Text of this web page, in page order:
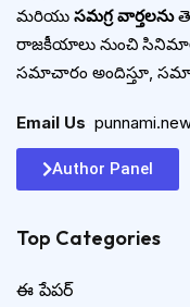
మరియు సమగ్ర వార్తలను
రాజకీయాలు నుంచి
సమాచారం అందిస్తూ,
Email Us
Author Panel
Top Categories​
ఈ పేపర్